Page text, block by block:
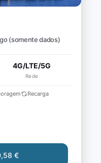
(somente dados)
4G/LTE/5G
Rede
Recarga
€